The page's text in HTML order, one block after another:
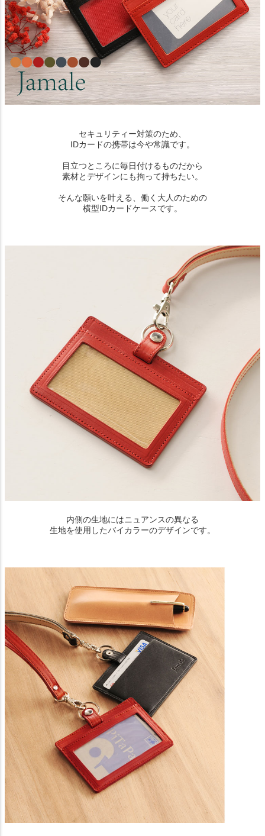
セキュリティー対策のため、
IDカードの携帯は今や常識です。
目立つところに毎日付けるものだから
素材とデザインにも拘って持ちたい。
そんな願いを叶える、働く大人のための
横型IDカードケースです。
内側の生地にはニュアンスの異なる
生地を使用したバイカラーのデザインです。